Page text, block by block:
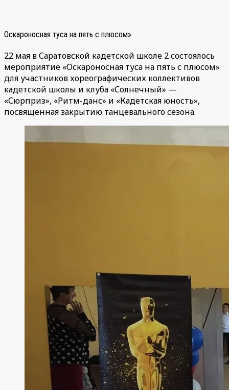
Оскароносная туса на пять с плюсом»
22 мая в Саратовской кадетской школе 2 состоялось
мероприятие «Оскароносная туса на пять с плюсом»
для участников хореографических коллективов
кадетской школы и клуба «Солнечный» —
«Сюрприз», «Ритм-данс» и «Кадетская юность»,
посвященная закрытию танцевального сезона.